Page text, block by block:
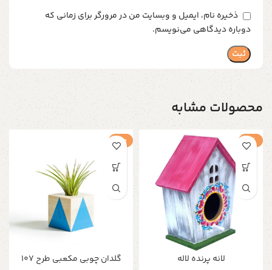
ذخیره نام، ایمیل و وبسایت من در مرورگر برای زمانی که
دوباره دیدگاهی می‌نویسم.
محصولات مشابه
-1%
لانه پرنده لاله
حراج
گلدان چوبی مکعبی طرح ۱۰۷